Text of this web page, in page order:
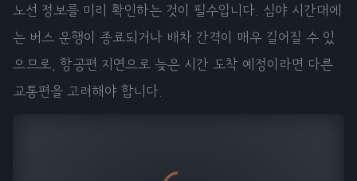
노선 정보를 미리 확인하는 것이 필수입니다. 심야 시간대에
는 버스 운행이 종료되거나 배차 간격이 매우 길어질 수 있
으므로, 항공편 지연으로 늦은 시간 도착 예정이라면 다른
교통편을 고려해야 합니다.